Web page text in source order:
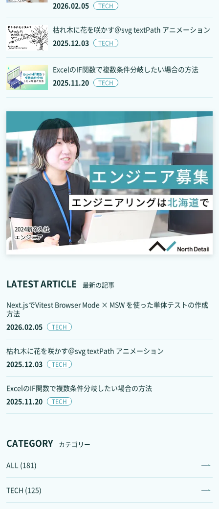
2026.02.05 TECH
2025.12.03 TECH
枯れ木に花を咲かす＠svg textPath アニメーション
2025.11.20 TECH
ExcelのIF関数で複数条件分岐したい場合の方法
LATEST ARTICLE 最新の記事
2026.02.05 TECH
Next.jsでVitest Browser Mode × MSW を使った単体テストの作成
方法
2025.12.03 TECH
枯れ木に花を咲かす＠svg textPath アニメーション
2025.11.20 TECH
ExcelのIF関数で複数条件分岐したい場合の方法
CATEGORY カテゴリー
ALL (181)
TECH (125)